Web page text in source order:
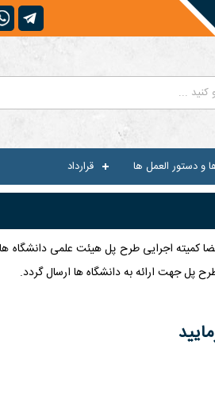
و دستور العمل ها قرارداد
اعضا کمیته اجرایی طرح پل هیئت علمی دانشگاه
پل جهت ارائه به دانشگاه ها ارسال گردد.